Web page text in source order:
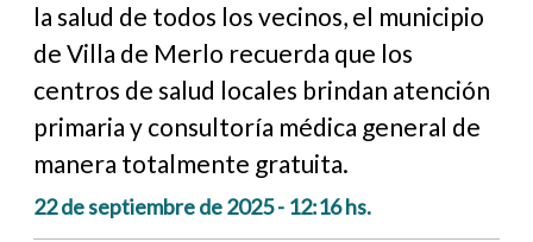
la salud de todos los vecinos, el municipio
de Villa de Merlo recuerda que los
centros de salud locales brindan atención
primaria y consultoría médica general de
manera totalmente gratuita.
22 de septiembre de 2025 - 12:16 hs.